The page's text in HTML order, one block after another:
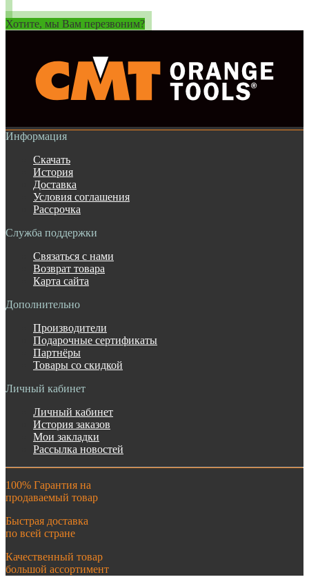
Хотите, мы Вам перезвоним?
Информация
Скачать
История
Доставка
Условия соглашения
Рассрочка
Служба поддержки
Связаться с нами
Возврат товара
Карта сайта
Дополнительно
Производители
Подарочные сертификаты
Партнёры
Товары со скидкой
Личный кабинет
Личный кабинет
История заказов
Мои закладки
Рассылка новостей
100% Гарантия на
продаваемый товар
Быстрая доставка
по всей стране
Качественный товар
большой ассортимент